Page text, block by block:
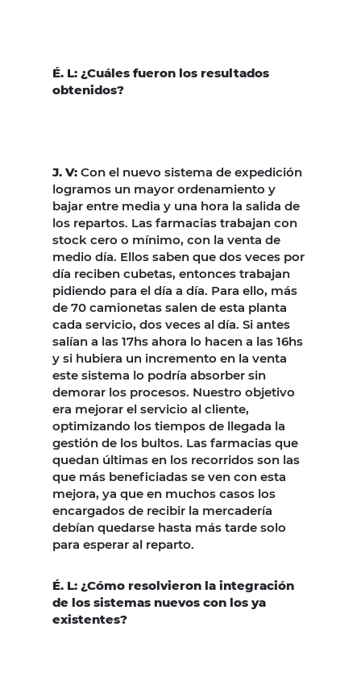
É. L: ¿Cuáles fueron los resultados
obtenidos?
J. V: Con el nuevo sistema de expedición
logramos un mayor ordenamiento y
bajar entre media y una hora la salida de
los repartos. Las farmacias trabajan con
stock cero o mínimo, con la venta de
medio día. Ellos saben que dos veces por
día reciben cubetas, entonces trabajan
pidiendo para el día a día. Para ello, más
de 70 camionetas salen de esta planta
cada servicio, dos veces al día. Si antes
salían a las 17hs ahora lo hacen a las 16hs
y si hubiera un incremento en la venta
este sistema lo podría absorber sin
demorar los procesos. Nuestro objetivo
era mejorar el servicio al cliente,
optimizando los tiempos de llegada la
gestión de los bultos. Las farmacias que
quedan últimas en los recorridos son las
que más beneficiadas se ven con esta
mejora, ya que en muchos casos los
encargados de recibir la mercadería
debían quedarse hasta más tarde solo
para esperar al reparto.
É. L: ¿Cómo resolvieron la integración
de los sistemas nuevos con los ya
existentes?